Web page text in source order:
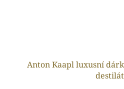
Anton Kaapl luxusní